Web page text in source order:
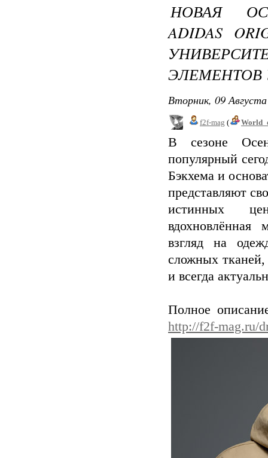
НОВАЯ
ADIDAS
Вторник, 09
f2f-mag (
В сезоне
популярный
Бэкхема и
представляют
истинных
вдохновлённая
взгляд на
сложных тканей,
и всегда
Полное
http://f2f-mag.ru/